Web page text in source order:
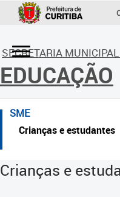
SECRETARIA
EDUCAÇÃO
Comunidade Escola
Consulta ao acervo
Educação e Cultura
Faróis do Saber e Inovação
Linhas do Conhecimento
Inicial
Inicial
Secretaria
Links Úteis
Crianças e estudantes
SME
Crianças e estudantes
Crianças e